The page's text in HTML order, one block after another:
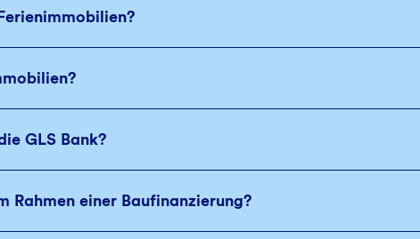
GLS Bank?
Rahmen einer Baufinanzierung?